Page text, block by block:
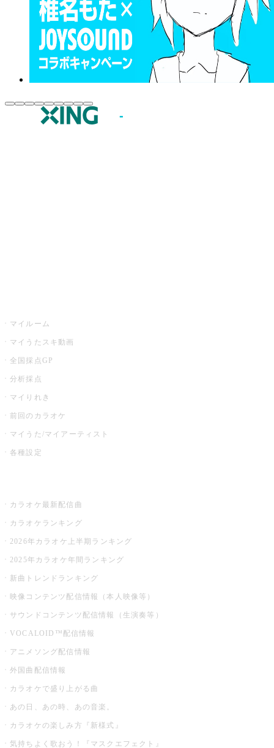
マイルーム
マイうたスキ動画
全国採点GP
分析採点
マイりれき
前回のカラオケ
マイうた/マイアーティスト
各種設定
カラオケ最新配信曲
カラオケランキング
2026年カラオケ上半期ランキング
2025年カラオケ年間ランキング
新曲トレンドランキング
映像コンテンツ配信情報（本人映像等）
サウンドコンテンツ配信情報（生演奏等）
VOCALOID™配信情報
アニメソング配信情報
外国曲配信情報
カラオケで盛り上がる曲
あの日、あの時、あの音楽。
カラオケの楽しみ方『新様式』
気持ちよく歌おう！『マスクエフェクト』